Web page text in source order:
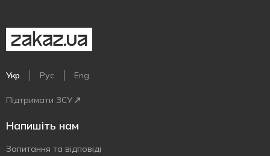
Укр Рус Eng
Підтримати ЗСУ
Напишіть нам
Запитання та відповіді